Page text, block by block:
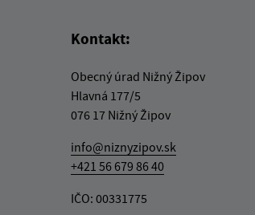
Kontakt:
Obecný úrad Nižný Žipov
Hlavná 177/5
076 17 Nižný Žipov
info@niznyzipov.sk
+421 56 679 86 40
IČO: 00331775